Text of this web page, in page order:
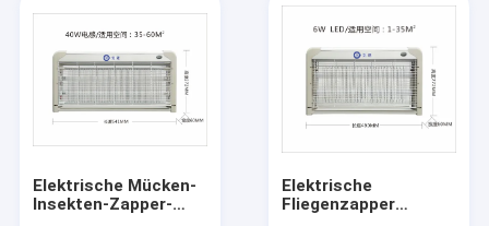
Elektrische Mücken-
Insekten-Zapper-
Elektrische
Fliegenzapper